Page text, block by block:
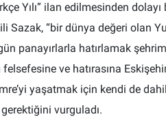
Yılı” ilan edilmesinden
Sazak, “bir dünya değeri olan
panayırlarla hatırlamak
ve hatırasına
yaşatmak için kendi de
vurguladı.